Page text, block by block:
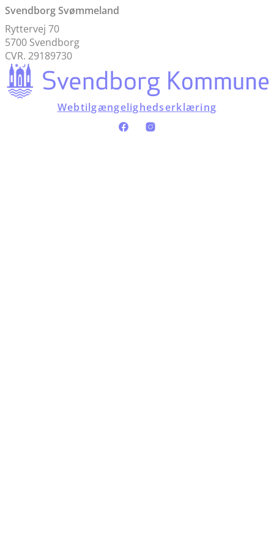
Svendborg Svømmeland
Ryttervej 70
5700 Svendborg
CVR. 29189730
Webtilgængelighedserklæring